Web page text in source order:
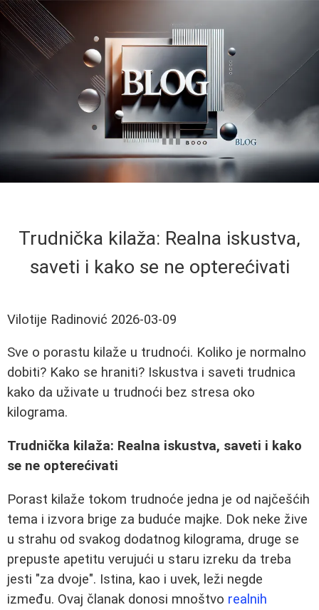
Trudnička kilaža: Realna iskustva,
saveti i kako se ne opterećivati
Vilotije Radinović 2026-03-09
Sve o porastu kilaže u trudnoći. Koliko je normalno
dobiti? Kako se hraniti? Iskustva i saveti trudnica
kako da uživate u trudnoći bez stresa oko
kilograma.
Trudnička kilaža: Realna iskustva, saveti i kako
se ne opterećivati
Porast kilaže tokom trudnoće jedna je od najčešćih
tema i izvora brige za buduće majke. Dok neke žive
u strahu od svakog dodatnog kilograma, druge se
prepuste apetitu verujući u staru izreku da treba
jesti "za dvoje". Istina, kao i uvek, leži negde
između. Ovaj članak donosi mnoštvo realnih